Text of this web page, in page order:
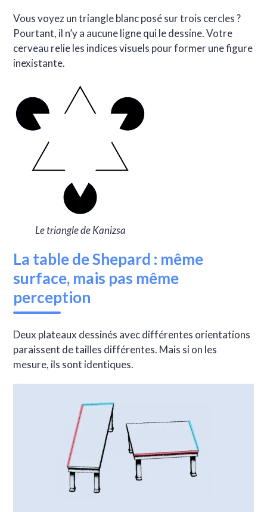
Vous voyez un triangle blanc posé sur trois cercles ?
Pourtant, il n’y a aucune ligne qui le dessine. Votre
cerveau relie les indices visuels pour former une figure
inexistante.
Le triangle de Kanizsa
La table de Shepard : même
surface, mais pas même
perception
Deux plateaux dessinés avec différentes orientations
paraissent de tailles différentes. Mais si on les
mesure, ils sont identiques.